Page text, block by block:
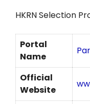
HKRN Selection
Portal
Name
Official
Website